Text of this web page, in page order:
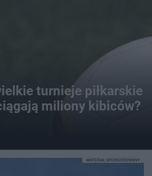
turnieje piłkarskie
miliony kibiców?
MATERIAŁ SPONSOROWANY